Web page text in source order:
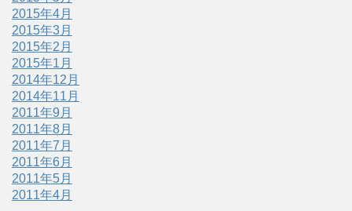
2015年4月
2015年3月
2015年2月
2015年1月
2014年12月
2014年11月
2011年9月
2011年8月
2011年7月
2011年6月
2011年5月
2011年4月